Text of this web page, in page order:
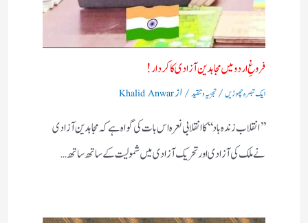
فروغِ اردو میں مجاہدین آزادی کا کردار!
ایک تبصرہ چھوڑیں/تجزیہ و تنقید/ ازKhalid Anwar
’’انقلاب زندہ باد‘‘کا انقلابی نعرہ اس بات کی گواہ ہے کہ مجاہدین آزادی
نے ملک کی آزادی اور تحریک آزادی میں شمولیت کے ساتھ ساتھ…